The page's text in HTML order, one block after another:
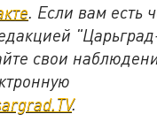
. Если вам есть
свои
.